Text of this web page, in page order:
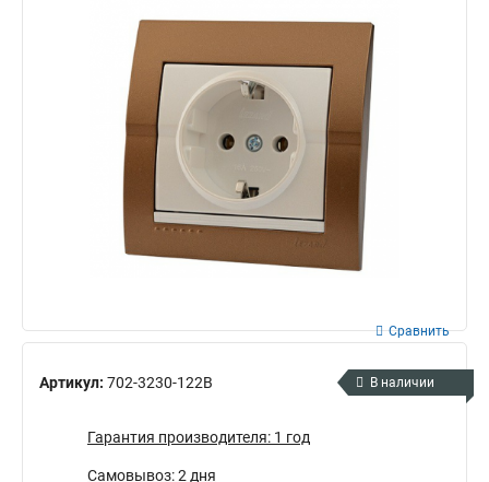
Артикул: 702-3230-122B
Сравнить
В наличии
Гарантия производителя: 1 год
Самовывоз: 2 дня